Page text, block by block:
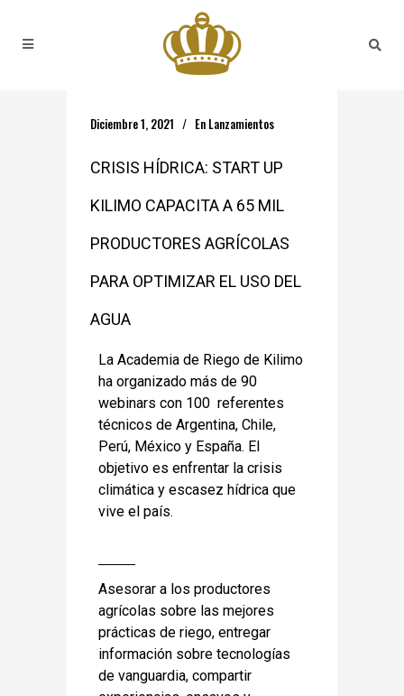
Diciembre 1, 2021 En Lanzamientos
CRISIS HÍDRICA: START UP
KILIMO CAPACITA A 65 MIL
PRODUCTORES AGRÍCOLAS
PARA OPTIMIZAR EL USO DEL
AGUA
La Academia de Riego de Kilimo
ha organizado más de 90
webinars con 100 referentes
técnicos de Argentina, Chile,
Perú, México y España. El
objetivo es enfrentar la crisis
climática y escasez hídrica que
vive el país.
Asesorar a los productores
agrícolas sobre las mejores
prácticas de riego, entregar
información sobre tecnologías
de vanguardia, compartir